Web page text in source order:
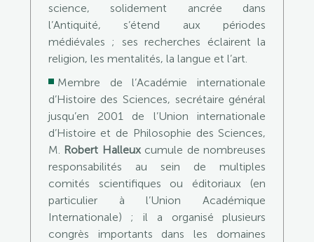
science, solidement ancrée dans
l’Antiquité, s’étend aux périodes
médiévales ; ses recherches éclairent la
religion, les mentalités, la langue et l’art.
Membre de l’Académie internationale
d’Histoire des Sciences, secrétaire général
jusqu’en 2001 de l’Union internationale
d’Histoire et de Philosophie des Sciences,
M. Robert Halleuxcumule de nombreuses
responsabilités au sein de multiples
comités scientifiques ou éditoriaux (en
particulier à l’Union Académique
Internationale) ; il a organisé plusieurs
congrès importants dans les domaines